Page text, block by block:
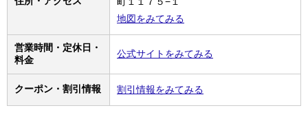
地図をみてみる
営業時間・定休日・
料金
公式サイトをみてみる
クーポン・割引情報 割引情報をみてみる